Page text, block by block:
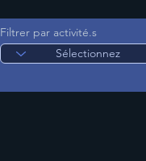
Filtrer par activité.s